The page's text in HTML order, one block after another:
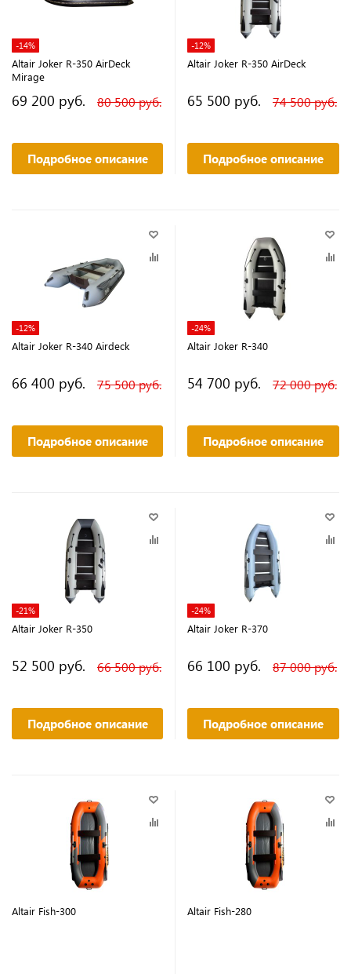
-14%
Altair Joker R-350 AirDeck
Mirage
69 200 руб. 80 500 руб.
Подробное описание
-12%
Altair Joker R-350 AirDeck
65 500 руб. 74 500 руб.
Подробное описание
-12%
Altair Joker R-340 Airdeck
66 400 руб. 75 500 руб.
Подробное описание
-24%
Altair Joker R-340
54 700 руб. 72 000 руб.
Подробное описание
-21%
Altair Joker R-350
52 500 руб. 66 500 руб.
Подробное описание
-24%
Altair Joker R-370
66 100 руб. 87 000 руб.
Подробное описание
Altair Fish-300 Altair Fish-280